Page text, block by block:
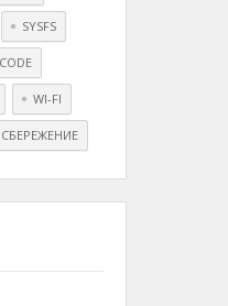
SYSFS
WI-FI